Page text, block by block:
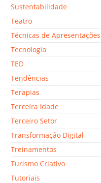
Sustentabilidade
Teatro
Técnicas de Apresentações
Tecnologia
TED
Tendências
Terapias
Terceira Idade
Terceiro Setor
Transformação Digital
Treinamentos
Turismo Criativo
Tutoriais